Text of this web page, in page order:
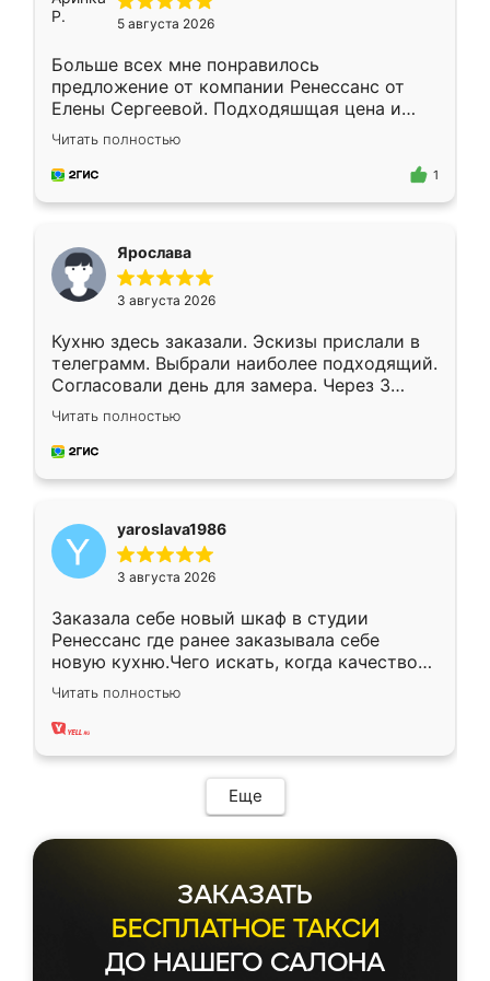
5 августа 2026
Больше всех мне понравилось
предложение от компании Ренессанс от
Елены Сергеевой. Подходяшщая цена и
короткие сроки изготовления. Приехавший
для замера сотрудник Владислав
предложил по моему эскизу самый
Читать полностью
1
Ярослава
3 августа 2026
Кухню здесь заказали. Эскизы прислали в
телеграмм. Выбрали наиболее подходящий.
Согласовали день для замера. Через 3
недели кухня была уже готова. Остались
довольны работой. Спасибо Ренессанс
мебель за качественную работу!
Читать полностью
yaroslava1986
3 августа 2026
Заказала себе новый шкаф в студии
Ренессанс где ранее заказывала себе
новую кухню.Чего искать, когда качеством
вполне довольна. Служит кухня уже почти
два года, нареканий нет.
Читать полностью
Еще
ЗАКАЗАТЬ
БЕСПЛАТНОЕ ТАКСИ
ДО НАШЕГО САЛОНА